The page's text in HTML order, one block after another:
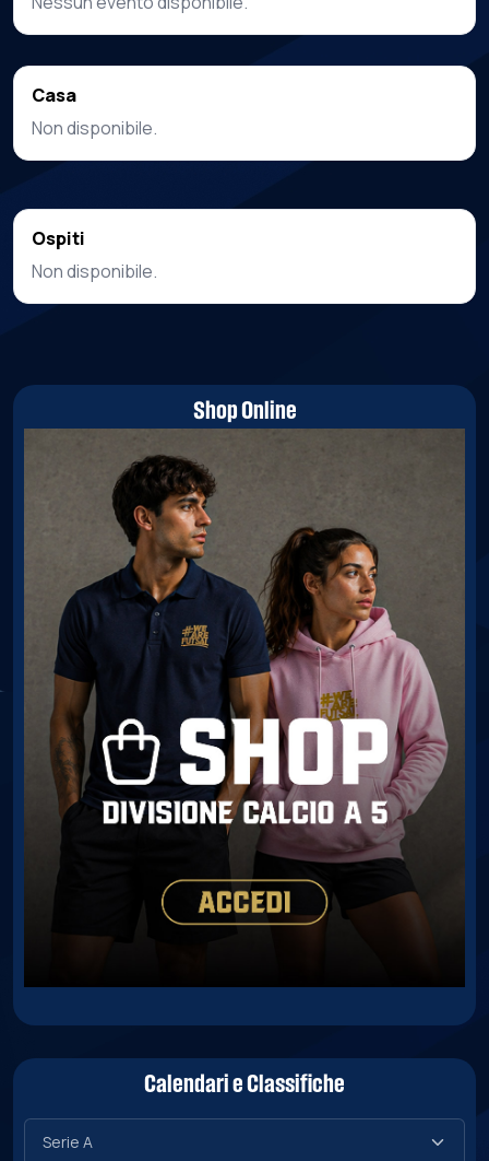
Casa
Non disponibile.
Ospiti
Non disponibile.
Shop Online
Calendari e Classifiche